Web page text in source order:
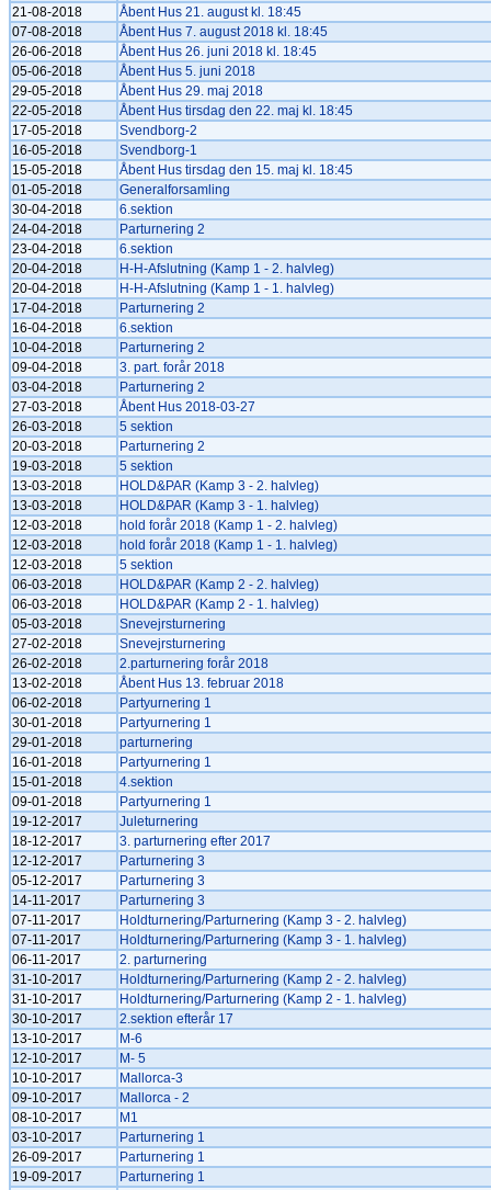
21-08-2018
Åbent Hus 21. august kl. 18:45
07-08-2018
Åbent Hus 7. august 2018 kl. 18:45
26-06-2018
Åbent Hus 26. juni 2018 kl. 18:45
05-06-2018
Åbent Hus 5. juni 2018
29-05-2018
Åbent Hus 29. maj 2018
22-05-2018
Åbent Hus tirsdag den 22. maj kl. 18:45
17-05-2018
Svendborg-2
16-05-2018
Svendborg-1
15-05-2018
Åbent Hus tirsdag den 15. maj kl. 18:45
01-05-2018
Generalforsamling
30-04-2018
6.sektion
24-04-2018
Parturnering 2
23-04-2018
6.sektion
20-04-2018
H-H-Afslutning (Kamp 1 - 2. halvleg)
20-04-2018
H-H-Afslutning (Kamp 1 - 1. halvleg)
17-04-2018
Parturnering 2
16-04-2018
6.sektion
10-04-2018
Parturnering 2
09-04-2018
3. part. forår 2018
03-04-2018
Parturnering 2
27-03-2018
Åbent Hus 2018-03-27
26-03-2018
5 sektion
20-03-2018
Parturnering 2
19-03-2018
5 sektion
13-03-2018
HOLD&PAR (Kamp 3 - 2. halvleg)
13-03-2018
HOLD&PAR (Kamp 3 - 1. halvleg)
12-03-2018
hold forår 2018 (Kamp 1 - 2. halvleg)
12-03-2018
hold forår 2018 (Kamp 1 - 1. halvleg)
12-03-2018
5 sektion
06-03-2018
HOLD&PAR (Kamp 2 - 2. halvleg)
06-03-2018
HOLD&PAR (Kamp 2 - 1. halvleg)
05-03-2018
Snevejrsturnering
27-02-2018
Snevejrsturnering
26-02-2018
2.parturnering forår 2018
13-02-2018
Åbent Hus 13. februar 2018
06-02-2018
Partyurnering 1
30-01-2018
Partyurnering 1
29-01-2018
parturnering
16-01-2018
Partyurnering 1
15-01-2018
4.sektion
09-01-2018
Partyurnering 1
19-12-2017
Juleturnering
18-12-2017
3. parturnering efter 2017
12-12-2017
Parturnering 3
05-12-2017
Parturnering 3
14-11-2017
Parturnering 3
07-11-2017
Holdturnering/Parturnering (Kamp 3 - 2. halvleg)
07-11-2017
Holdturnering/Parturnering (Kamp 3 - 1. halvleg)
06-11-2017
2. parturnering
31-10-2017
Holdturnering/Parturnering (Kamp 2 - 2. halvleg)
31-10-2017
Holdturnering/Parturnering (Kamp 2 - 1. halvleg)
30-10-2017
2.sektion efterår 17
13-10-2017
M-6
12-10-2017
M- 5
10-10-2017
Mallorca-3
09-10-2017
Mallorca - 2
08-10-2017
M1
03-10-2017
Parturnering 1
26-09-2017
Parturnering 1
19-09-2017
Parturnering 1